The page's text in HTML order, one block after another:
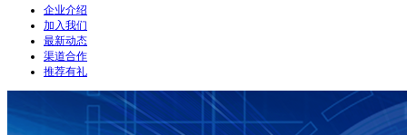
企业介绍
加入我们
最新动态
渠道合作
推荐有礼